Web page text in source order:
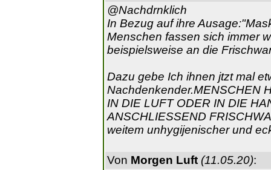
@Nachdrnklich
In Bezug auf ihre
Menschen fassen sich immer
beispielsweise an die
Dazu gebe Ich ihnen jtzt mal
Nachdenkender.MENSCHEN
IN DIE LUFT ODER IN DIE
ANSCHLIESSEND
weitem unhygijenischer und
Von Morgen Luft (11.05.20):